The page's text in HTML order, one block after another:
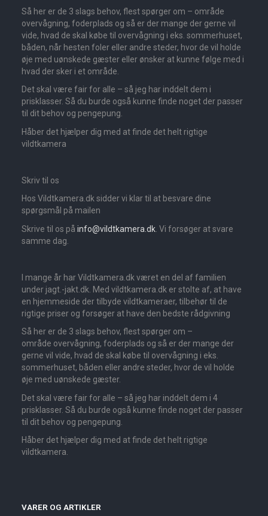
Så her er de 3 slags behov, flest spørger om – område
overvågning, foderplads og så er der mange der gerne vil
vide, hvad de skal købe til overvågning i eks. sommerhuset,
båden, når hesten foler eller andre steder, hvor de vil holde
øje med uønskede gæster eller ønsker at kunne følge med i
hvad der sker i et område.
Det skal være fair for alle – så jeg har inddelt dem i
prisklasser. Så du burde også kunne finde noget der passer
til dit behov og pengepung.
Håber det hjælper dig med at finde det helt rigtige
vildtkamera
Skriv til os
Hos Vildtkamera.dk sidder vi klar til at besvare dine
spørgsmål på mailen
Skrive til os på info@vildtkamera.dk . Vi forsøger at svare
samme dag.
I mange år har Vildtkamera.dk været en del af familien
under jagt.-jakt.dk. Med vildtkamera.dk er stolte af, at have
en hjemmeside der tilbyde vildtkameraer, tilbehør til de
rigtige priser og forsøger at have den bedste rådgivning
Så her er de 3 slags behov, flest spørger om –
område overvågning, foderplads og så er der mange der
gerne vil vide, hvad de skal købe til overvågning i eks.
sommerhuset, båden eller andre steder, hvor de vil holde
øje med uønskede gæster.
Det skal være fair for alle – så jeg har inddelt dem i 4
prisklasser. Så du burde også kunne finde noget der passer
til dit behov og pengepung.
Håber det hjælper dig med at finde det helt rigtige
vildtkamera.
VARER OG ARTIKLER